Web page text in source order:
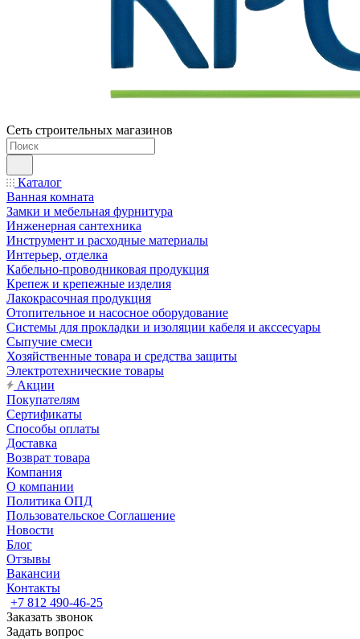
Сеть строительных магазинов
Каталог
Ванная комната
Замки и мебельная фурнитура
Инженерная сантехника
Инструмент и расходные материалы
Интерьер, отделка
Кабельно-проводниковая продукция
Крепеж и крепежные изделия
Лакокрасочная продукция
Отопительное и насосное оборудование
Системы для прокладки и изоляции кабеля и акссесуары
Сыпучие смеси
Хозяйственные товара и средства защиты
Электротехнические товары
Акции
Покупателям
Сертификаты
Способы оплаты
Доставка
Возврат товара
Компания
О компании
Политика ОПД
Пользовательское Соглашение
Новости
Блог
Отзывы
Вакансии
Контакты
+7 812 490-46-25
Заказать звонок
Задать вопрос